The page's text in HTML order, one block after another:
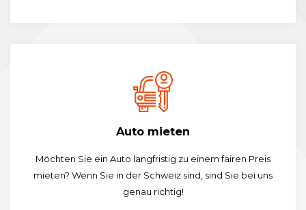
Auto mieten
Möchten Sie ein Auto langfristig zu einem fairen Preis
mieten? Wenn Sie in der Schweiz sind, sind Sie bei uns
genau richtig!